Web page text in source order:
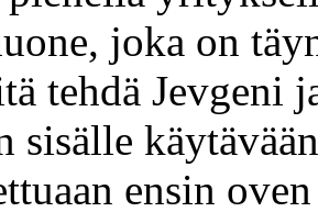
joka on
tehdä Jevgeni
sisälle
ensin